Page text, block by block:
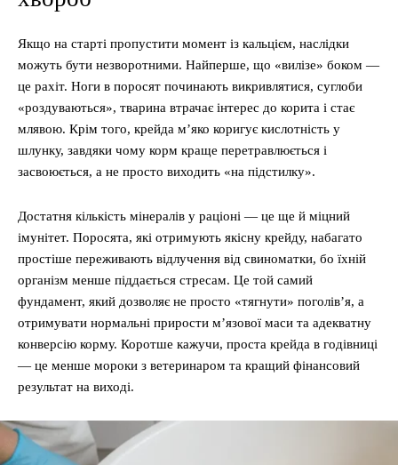
Якщо на старті пропустити момент із кальцієм, наслідки
можуть бути незворотними. Найперше, що «вилізе» боком —
це рахіт. Ноги в поросят починають викривлятися, суглоби
«роздуваються», тварина втрачає інтерес до корита і стає
млявою. Крім того, крейда м’яко коригує кислотність у
шлунку, завдяки чому корм краще перетравлюється і
засвоюється, а не просто виходить «на підстилку».
Достатня кількість мінералів у раціоні — це ще й міцний
імунітет. Поросята, які отримують якісну крейду, набагато
простіше переживають відлучення від свиноматки, бо їхній
організм менше піддається стресам. Це той самий
фундамент, який дозволяє не просто «тягнути» поголів’я, а
отримувати нормальні прирости м’язової маси та адекватну
конверсію корму. Коротше кажучи, проста крейда в годівниці
— це менше мороки з ветеринаром та кращий фінансовий
результат на виході.